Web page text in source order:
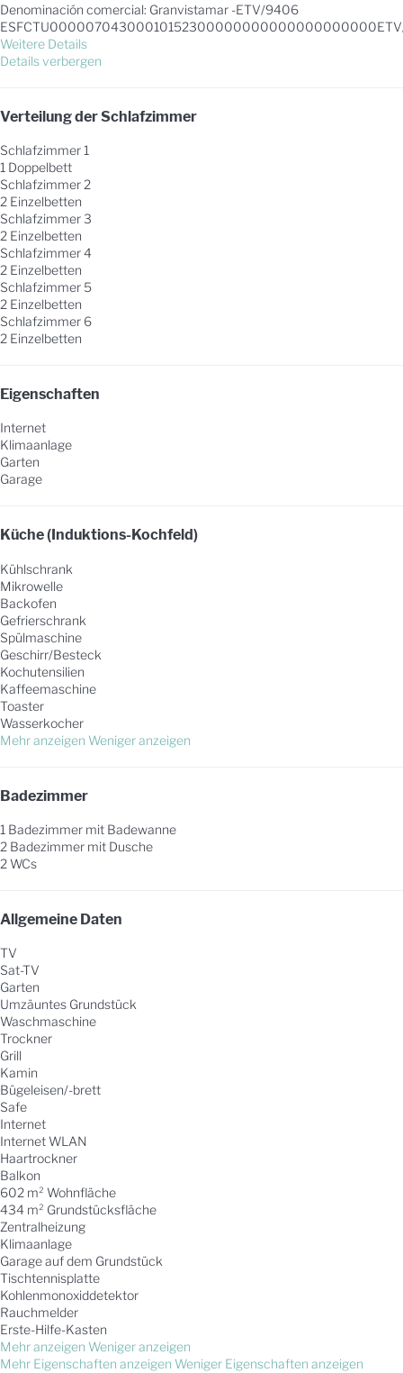
Denominación comercial: Granvistamar -ETV/9406
Weitere Details
Details verbergen
Verteilung der Schlafzimmer
Schlafzimmer 1
1 Doppelbett
Schlafzimmer 2
2 Einzelbetten
Schlafzimmer 3
2 Einzelbetten
Schlafzimmer 4
2 Einzelbetten
Schlafzimmer 5
2 Einzelbetten
Schlafzimmer 6
2 Einzelbetten
Eigenschaften
Internet
Klimaanlage
Garten
Garage
Küche (Induktions-Kochfeld)
Kühlschrank
Mikrowelle
Backofen
Gefrierschrank
Spülmaschine
Geschirr/Besteck
Kochutensilien
Kaffeemaschine
Toaster
Wasserkocher
Mehr anzeigen Weniger anzeigen
Badezimmer
1 Badezimmer mit Badewanne
2 Badezimmer mit Dusche
2 WCs
Allgemeine Daten
TV
Sat-TV
Garten
Umzäuntes Grundstück
Waschmaschine
Trockner
Grill
Kamin
Bügeleisen/-brett
Safe
Internet
Internet WLAN
Haartrockner
Balkon
602 m² Wohnfläche
434 m² Grundstücksfläche
Zentralheizung
Klimaanlage
Garage auf dem Grundstück
Tischtennisplatte
Kohlenmonoxiddetektor
Rauchmelder
Erste-Hilfe-Kasten
Mehr anzeigen Weniger anzeigen
Mehr Eigenschaften anzeigen Weniger Eigenschaften anzeigen